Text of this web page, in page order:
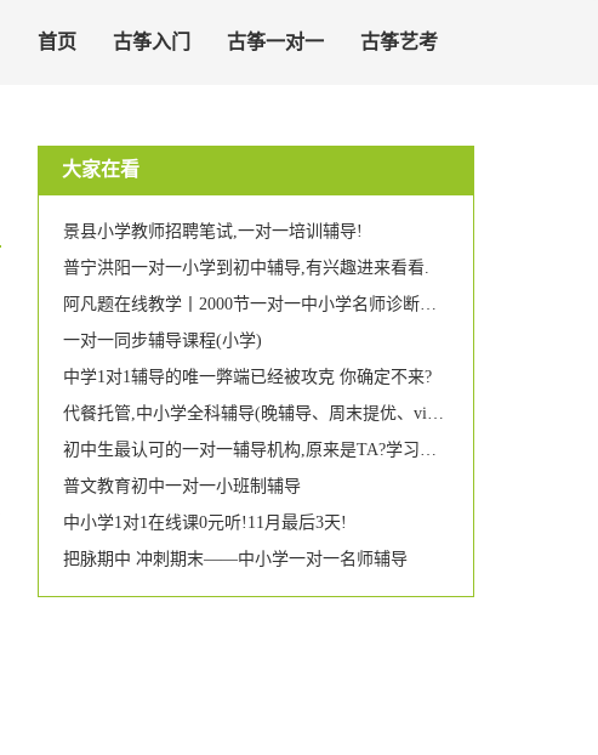
首页 古筝入门 古筝一对一 古筝艺考
大家在看
景县小学教师招聘笔试,一对一培训辅导!
普宁洪阳一对一小学到初中辅导,有兴趣进来看看.
阿凡题在线教学丨2000节一对一中小学名师诊断课限时免费抢!
一对一同步辅导课程(小学)
中学1对1辅导的唯一弊端已经被攻克 你确定不来?
代餐托管,中小学全科辅导(晚辅导、周末提优、vip一对一,幼小衔接),家长们统统看过来喔!!!
初中生最认可的一对一辅导机构,原来是TA?学习哥也惊呆了!
普文教育初中一对一小班制辅导
中小学1对1在线课0元听!11月最后3天!
把脉期中 冲刺期末——中小学一对一名师辅导